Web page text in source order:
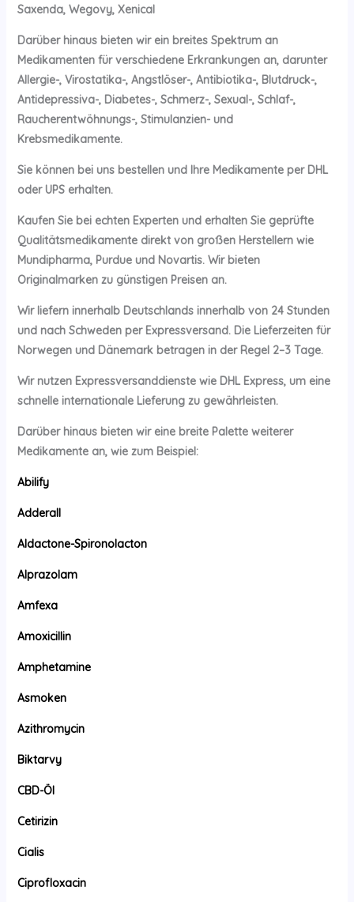
Saxenda, Wegovy, Xenical
Darüber hinaus bieten wir ein breites Spektrum an
Medikamenten für verschiedene Erkrankungen an, darunter
Allergie-, Virostatika-, Angstlöser-, Antibiotika-, Blutdruck-,
Antidepressiva-, Diabetes-, Schmerz-, Sexual-, Schlaf-,
Raucherentwöhnungs-, Stimulanzien- und
Krebsmedikamente.
Sie können bei uns bestellen und Ihre Medikamente per DHL
oder UPS erhalten.
Kaufen Sie bei echten Experten und erhalten Sie geprüfte
Qualitätsmedikamente direkt von großen Herstellern wie
Mundipharma, Purdue und Novartis. Wir bieten
Originalmarken zu günstigen Preisen an.
Wir liefern innerhalb Deutschlands innerhalb von 24 Stunden
und nach Schweden per Expressversand. Die Lieferzeiten für
Norwegen und Dänemark betragen in der Regel 2–3 Tage.
Wir nutzen Expressversanddienste wie DHL Express, um eine
schnelle internationale Lieferung zu gewährleisten.
Darüber hinaus bieten wir eine breite Palette weiterer
Medikamente an, wie zum Beispiel:
Abilify
Adderall
Aldactone-Spironolacton
Alprazolam
Amfexa
Amoxicillin
Amphetamine
Asmoken
Azithromycin
Biktarvy
CBD-Öl
Cetirizin
Cialis
Ciprofloxacin